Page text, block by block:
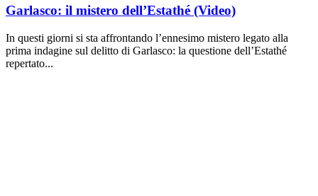
Garlasco: il mistero dell’Estathé (Video)
In questi giorni si sta affrontando l’ennesimo mistero legato alla
prima indagine sul delitto di Garlasco: la questione dell’Estathé
repertato...